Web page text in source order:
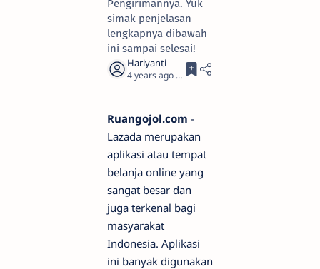
Pengirimannya. Yuk
simak penjelasan
lengkapnya dibawah
ini sampai selesai!
4 years ago 2
Ruangojol.com -
Lazada merupakan
aplikasi atau tempat
belanja online yang
sangat besar dan
juga terkenal bagi
masyarakat
Indonesia. Aplikasi
ini banyak digunakan